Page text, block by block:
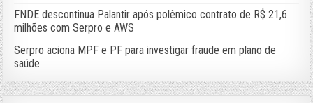
FNDE descontinua Palantir após polêmico contrato de R$ 21,6
milhões com Serpro e AWS
Serpro aciona MPF e PF para investigar fraude em plano de
saúde